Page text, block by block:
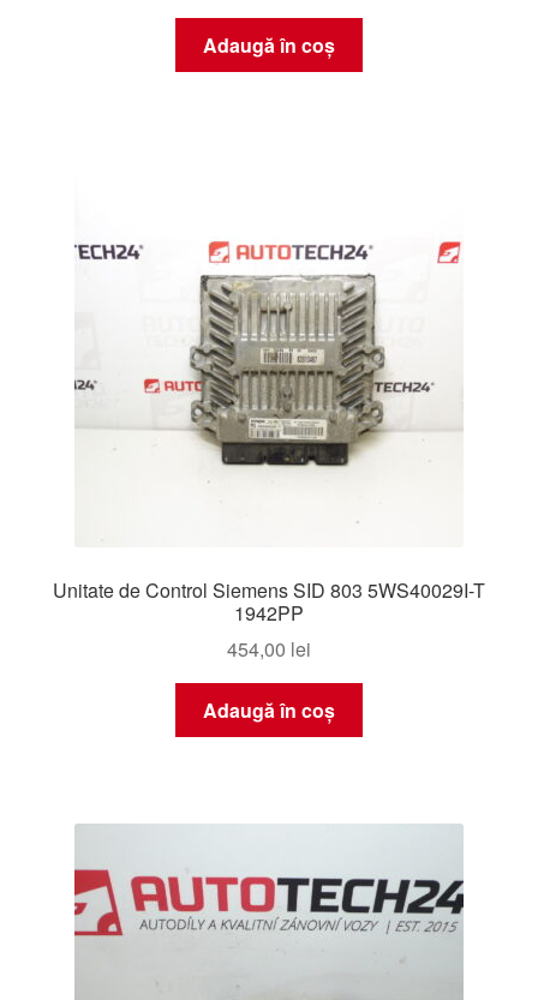
Adaugă în coș
Unitate de Control Siemens SID 803 5WS40029I-T
1942PP
454,00 lei
Adaugă în coș